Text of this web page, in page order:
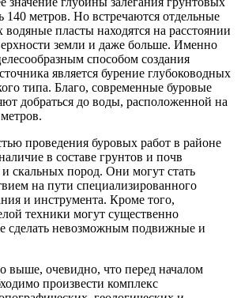
140 метров. Но встречаются отдельные
водяные пласты находятся на расстоянии
земли и даже больше. Именно
способом создания
является бурение глубоководных
типа. Благо, современные буровые
добраться до воды, расположенной на
проведения буровых работ в районе
в составе грунтов и почв
скальных пород. Они могут стать
на пути специализированного
и инструмента. Кроме того,
техники могут существенно
сделать невозможным подвижные и
выше, очевидно, что перед началом
произвести комплекс